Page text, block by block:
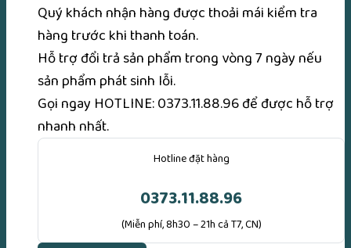
Quý khách nhận hàng được thoải mái kiểm tra
hàng trước khi thanh toán.
Hỗ trợ đổi trả sản phẩm trong vòng 7 ngày nếu
sản phẩm phát sinh lỗi.
Gọi ngay HOTLINE: 0373.11.88.96để được hỗ trợ
nhanh nhất.
Hotline đặt hàng
0373.11.88.96
(Miễn phí, 8h30 – 21h cả T7, CN)